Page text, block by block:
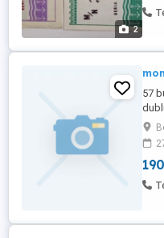
2
57
brd